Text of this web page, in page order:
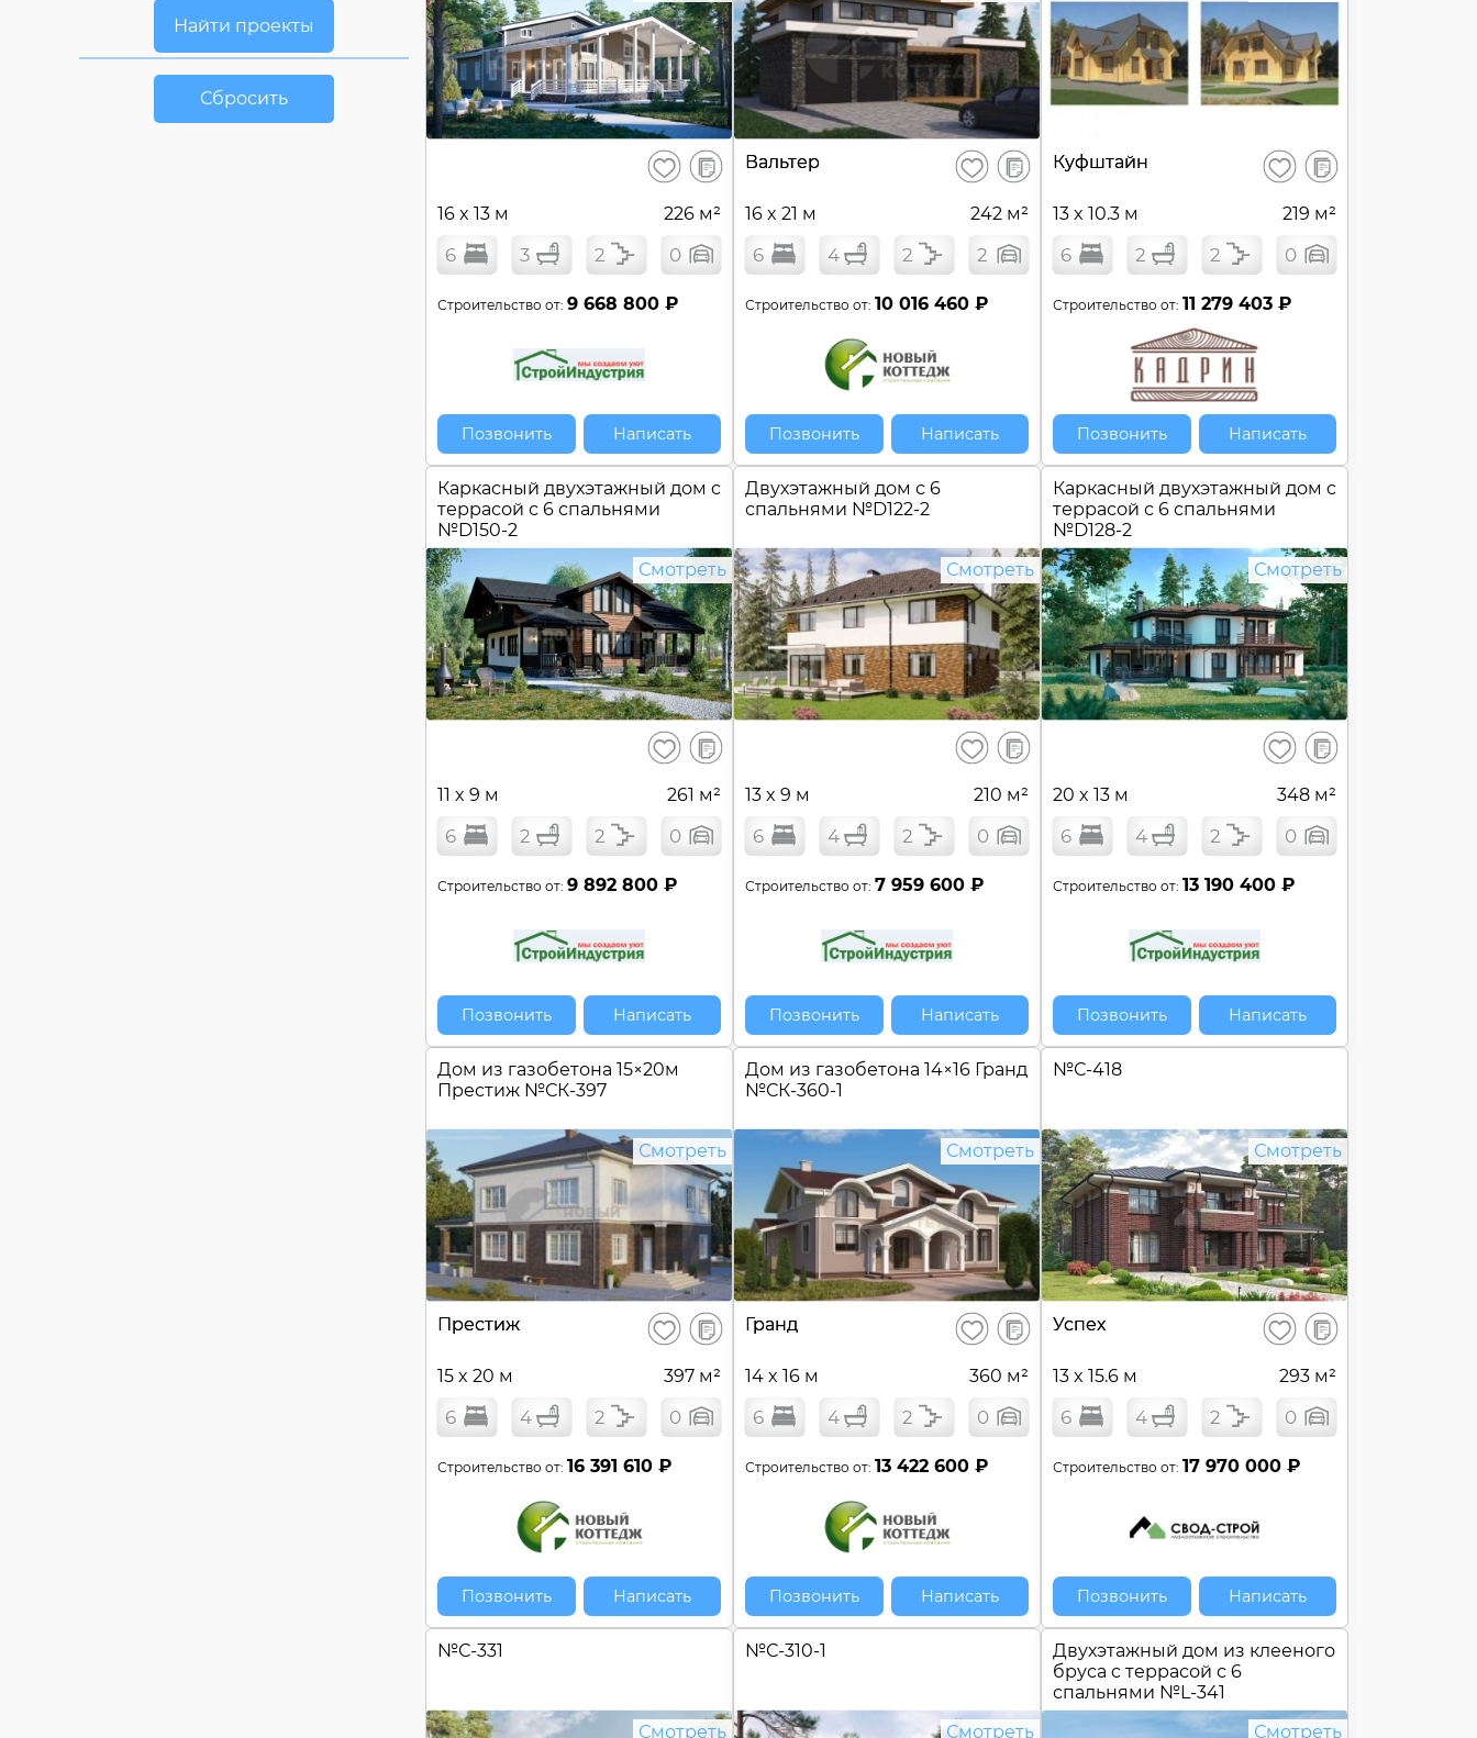
Сбросить
Сохранить
В
сравнение
16 x 13 м 226 м²
6 3 2 0
Строительство от: 9 668 800 ₽
Позвонить Написать
Вальтер Сохранить
В
сравнение
16 x 21 м 242 м²
6 4 2 2
Строительство от:10 016 460 ₽
Позвонить Написать
Куфштайн Сохранить
В
сравнение
13 x 10.3 м 219 м²
6 2 2 0
Строительство от:11 279 403 ₽
Позвонить Написать
Каркасный двухэтажный дом c
террасой с 6 спальнями
№D150-2
Смотреть
Сохранить
В
сравнение
11 x 9 м 261 м²
6 2 2 0
Строительство от: 9 892 800 ₽
Позвонить Написать
Двухэтажный дом с 6
спальнями №D122-2
Смотреть
Сохранить
В
сравнение
13 x 9 м 210 м²
6 4 2 0
Строительство от:7 959 600 ₽
Позвонить Написать
Каркасный двухэтажный дом c
террасой с 6 спальнями
№D128-2
Смотреть
Сохранить
В
сравнение
20 x 13 м 348 м²
6 4 2 0
Строительство от:13 190 400 ₽
Позвонить Написать
Дом из газобетона 15×20м
Престиж №СК-397
Смотреть
Престиж Сохранить
В
сравнение
15 x 20 м 397 м²
6 4 2 0
Строительство от: 16 391 610 ₽
Позвонить Написать
Дом из газобетона 14×16 Гранд
№СК-360-1
Смотреть
Гранд Сохранить
В
сравнение
14 x 16 м 360 м²
6 4 2 0
Строительство от:13 422 600 ₽
Позвонить Написать
№С-418
Смотреть
Успех Сохранить
В
сравнение
13 x 15.6 м 293 м²
6 4 2 0
Строительство от:17 970 000 ₽
Позвонить Написать
№С-331
Смотреть
№С-310-1
Смотреть
Двухэтажный дом из клееного
бруса c террасой с 6
спальнями №L-341
Смотреть